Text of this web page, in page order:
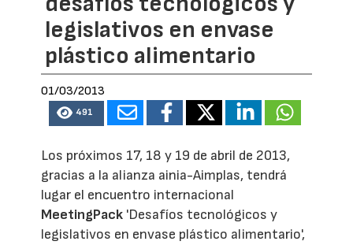
legislativos en envase
plástico alimentario
01/03/2013
491
Los próximos 17, 18 y 19 de abril de 2013,
gracias a la alianza ainia-Aimplas, tendrá
lugar el encuentro internacional
MeetingPack 'Desafíos tecnológicos y
legislativos en envase plástico alimentario',